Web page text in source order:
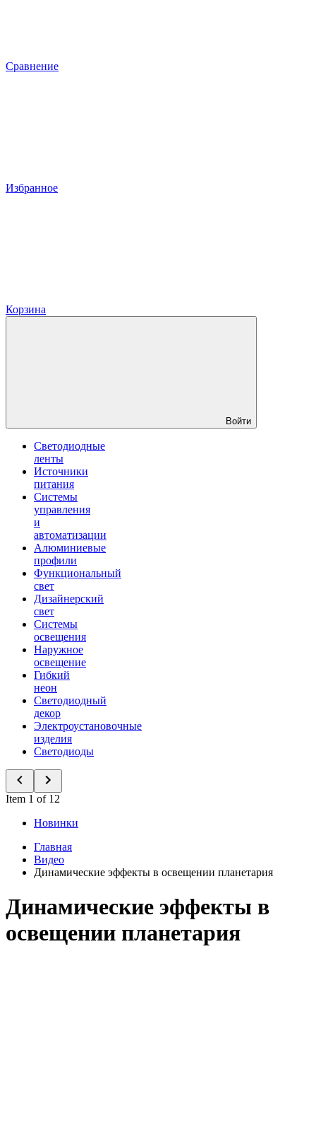
Сравнение
Избранное
Корзина
Войти
Светодиодные
ленты
Источники
питания
Системы
управления
и
автоматизации
Алюминиевые
профили
Функциональный
свет
Дизайнерский
свет
Системы
освещения
Наружное
освещение
Гибкий
неон
Светодиодный
декор
Электроустановочные
изделия
Светодиоды
Item 1 of 12
Новинки
Главная
Видео
Динамические эффекты в освещении планетария
Динамические эффекты в
освещении планетария